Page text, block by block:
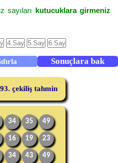
sayıları kutucuklara girmeniz
çekiliş tahmin
34 35 49
16 19 23
34 43 49